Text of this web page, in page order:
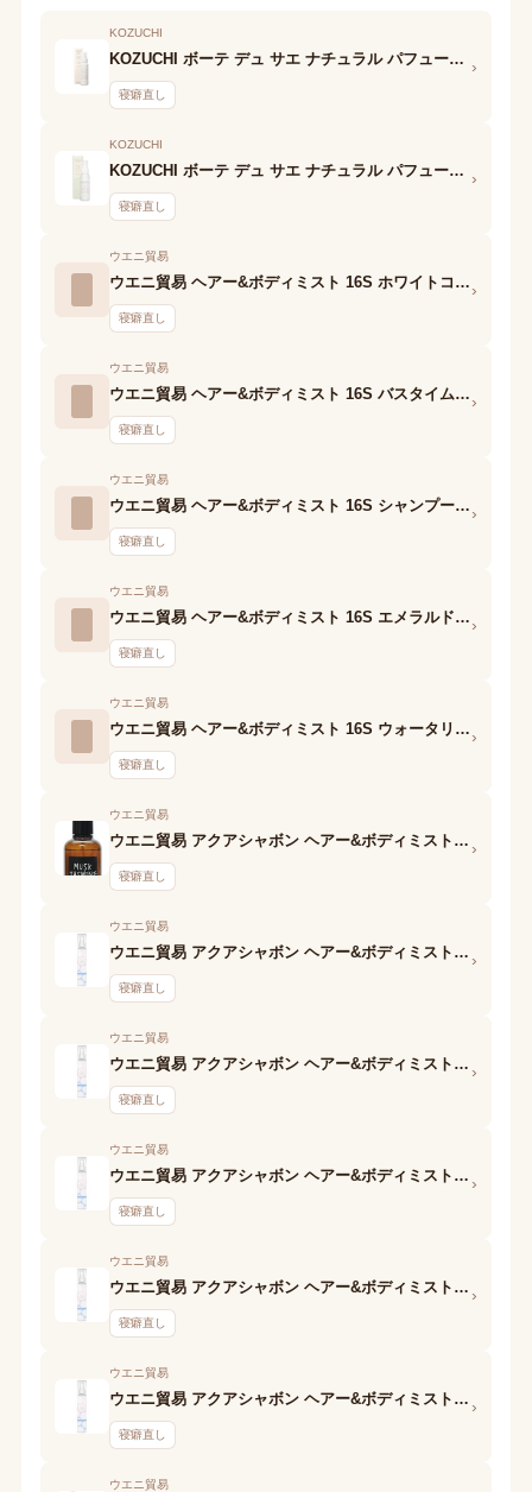
KOZUCHI
KOZUCHI ボーテ デュ サエ ナチュラル パフュームド ボディ&ヘアミスト ホワイトシプレ
寝癖直し
›
KOZUCHI
KOZUCHI ボーテ デュ サエ ナチュラル パフュームド ボディ&ヘアミスト ジャスミンリーフ
寝癖直し
›
ウエニ貿易
ウエニ貿易 ヘアー&ボディミスト 16S ホワイトコットンの香り
寝癖直し
›
ウエニ貿易
ウエニ貿易 ヘアー&ボディミスト 16S バスタイムの香り
寝癖直し
›
ウエニ貿易
ウエニ貿易 ヘアー&ボディミスト 16S シャンプーフローラルの香り
寝癖直し
›
ウエニ貿易
ウエニ貿易 ヘアー&ボディミスト 16S エメラルドソープの香り
寝癖直し
›
ウエニ貿易
ウエニ貿易 ヘアー&ボディミスト 16S ウォータリーシャンプーの香り
寝癖直し
›
ウエニ貿易
ウエニ貿易 アクアシャボン ヘアー&ボディミスト くつろぎジャスミンの香り
寝癖直し
›
ウエニ貿易
ウエニ貿易 アクアシャボン ヘアー&ボディミスト SE 20S しずかちゃんのリフレッシュバスタイムの香り
寝癖直し
›
ウエニ貿易
ウエニ貿易 アクアシャボン ヘアー&ボディミスト SE 20S ウォータリーシャンプーの香り
寝癖直し
›
ウエニ貿易
ウエニ貿易 アクアシャボン ヘアー&ボディミスト 19S 大好きなせっけんの香り
寝癖直し
›
ウエニ貿易
ウエニ貿易 アクアシャボン ヘアー&ボディミスト 19S ホワイトコットンの香り
寝癖直し
›
ウエニ貿易
ウエニ貿易 アクアシャボン ヘアー&ボディミスト 19S シャンプーフローラルの香り
寝癖直し
›
ウエニ貿易